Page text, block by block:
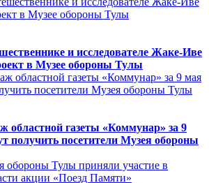
и исследователе Жаке-Иве
в Музее обороны Тулы
областной газеты «Коммунар» за 9
получить посетители Музея обороны